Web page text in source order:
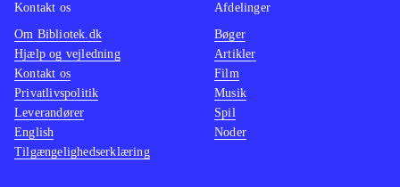
Kontakt os
Om Bibliotek.dk
Hjælp og vejledning
Kontakt os
Privatlivspolitik
Leverandører
English
Tilgængelighedserklæring
Afdelinger
Bøger
Artikler
Film
Musik
Spil
Noder